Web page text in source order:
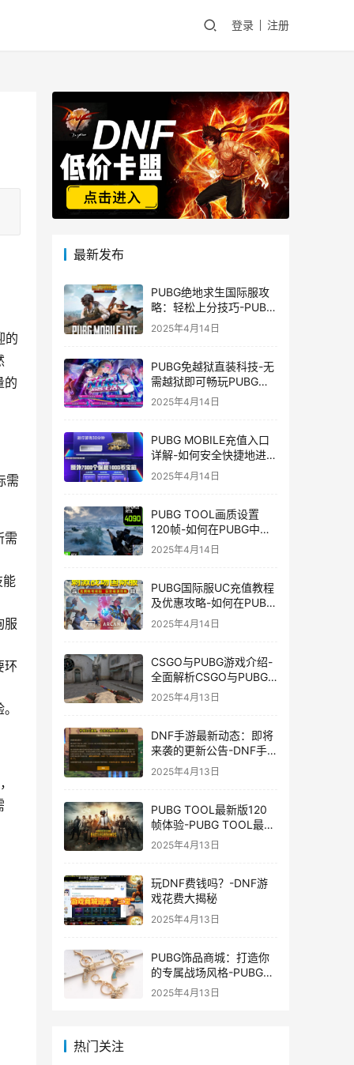
登录 注册
的
的
需
需
能
服
环
最新发布
PUBG绝地求生国际服攻
略：轻松上分技巧-PUBG
绝地求生国际服新手入门
2025年4月14日
PUBG免越狱直装科技-无
需越狱即可畅玩PUBG的
安装技巧
2025年4月14日
PUBG MOBILE充值入口
详解-如何安全快捷地进行
PUBG MOBILE充值
2025年4月14日
PUBG TOOL画质设置
120帧-如何在PUBG中使
用PUBG TOOL实现120
2025年4月14日
PUBG国际服UC充值教程
及优惠攻略-如何在PUBG
国际服中进行高效且安全
的UC充值
2025年4月14日
CSGO与PUBG游戏介绍-
全面解析CSGO与PUBG
这两款热门射击游戏
2025年4月13日
DNF手游最新动态：即将
来袭的更新公告-DNF手
游最新消息与更新时间表
2025年4月13日
PUBG TOOL最新版120
帧体验-PUBG TOOL最新
版120帧游戏体验优化
2025年4月13日
玩DNF费钱吗？-DNF游
戏花费大揭秘
2025年4月13日
PUBG饰品商城：打造你
的专属战场风格-PUBG游
戏内饰品购买指南
2025年4月13日
热门关注